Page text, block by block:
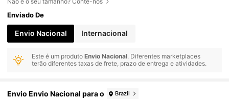
Enviado De
Envio Nacional Internacional
Este é um produtoEnvio Nacional. Diferentes marketplaces
terão diferentes taxas de frete, prazo de entrega e atividades.
Envio Envio Nacional para o Brazil